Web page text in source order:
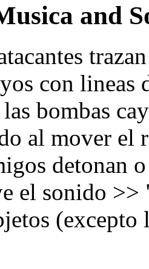
and
con
bombas
al mover el
detonan
el sonido